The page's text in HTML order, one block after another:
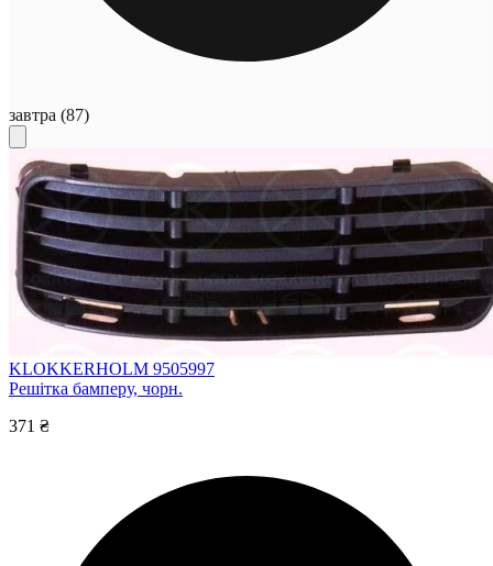
завтра (87)
KLOKKERHOLM 9505997
Решітка бамперу, чорн.
371 ₴